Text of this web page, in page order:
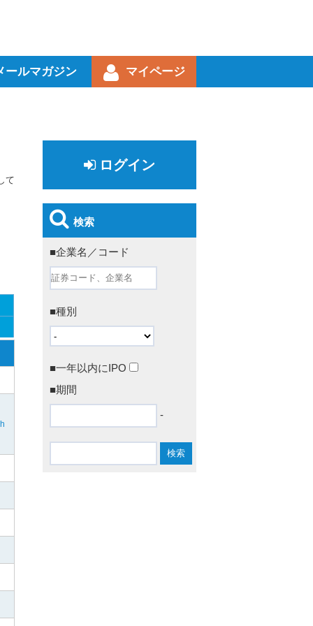
ールマガジン マイページ
て
ログイン
検索
■企業名／コード
■種別
■一年以内にIPO
■期間
-